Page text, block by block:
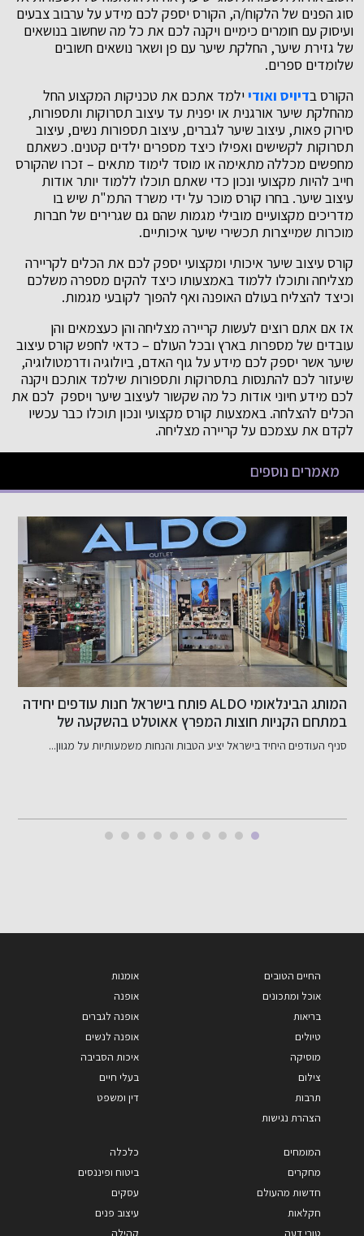
סוג הפנים של הלקוח/ה, הקורס יספק לכם מידע על ערבוב צבעים
ועיסוק עם חומרים כימיים ויקנה לכם את כל מה שחשוב בנושאים
של גזירת שיער, החלקת שיער עם פן ושאר נושאים חשובים
שלומדים ספרים.
הקורס בדיויס ואודיילמד אתכם את טכניקות המקצוע החל
מהחלקת שיער אורגנית או יפנית עד עיצוב תסרוקות ותספורות,
סירוק פאות, עיצוב שיער לגברים, עיצוב תספורות נשים, עיצוב
תסרוקות לקשישים ואפילו כיצד מספרים ילדים קטנים. כשאתם
מחפשים מכללה מתאימה או מוסד לימוד מתאים – זכרו שהקורס
חייב להיות מקצועי ונכון כדי שאתם תוכלו ללמוד יותר אודות
עיצוב שיער. בחרו קורס מוכר על ידי משרד התמ"ת שיש בו
מדריכים מקצועיים מובילי מגמות שהם גם שגרירים של חברות
מוכרות שמייצרות תכשירי שיער איכותיים.
קורס עיצוב שיער איכותי ומקצועי יספק לכם את הכלים לקריירה
מצליחה ותוכלו ללמוד באמצעותו כיצד להקים מספרה משלכם
וכיצד להצליח בעולם האופנה ואף להפוך לקובעי מגמות.
אז אם אתם רוצים לעשות קריירה מצליחה והן כעצמאים והן
עובדים של מספרות בארץ ובכל העולם – כדאי לחפש קורס עיצוב
שיער אשר יספק לכם מידע על גוף האדם, ביולוגיה ודרמטולוגיה,
שיעזור לכם להתנסות בתסרוקות ותספורות שילמד אותכם ויקנה
לכם מידע חיוני אודות כל מה שקשור לעיצוב שיער ויספק לכם את
הכלים להצלחה. באמצעות קורס מקצועי ונכון תוכלו כבר עכשיו
לקדם את עצמכם על קריירה מצליחה.
מאמרים נוספים
המותג הבינלאומי ALDO פותח בישראל חנות עודפים יחידה
במתחם הקניות חוצות המפרץ אאוטלט בהשקעה של
כ-800 אלף שקל
סניף העודפים היחיד בישראל יציע הטבות והנחות משמעותיות על מגוון...
החיים הטובים
אוכל ומתכונים
בריאות
טיולים
מוסיקה
צילום
תרבות
הצהרת נגישות
אומנות
אופנה
אופנה לגברים
אופנה לנשים
איכות הסביבה
בעלי חיים
דין ומשפט
המומחים
מחקרים
חדשות מהעולם
חקלאות
טורי דעה
כלכלה
ביטוח ופיננסים
עסקים
עיצוב פנים
קהילה